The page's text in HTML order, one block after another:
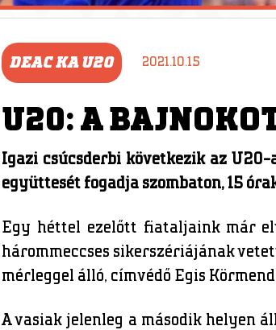
DEAC KA U20 2021.10.15
U20: A
Igazi csúcsderbi következik az U20-
együttesét fogadja szombaton, 15
Egy héttel ezelőtt fiataljaink már
hárommeccses sikerszériájának
mérleggel álló, címvédő Egis
A vasiak jelenleg a második helyen